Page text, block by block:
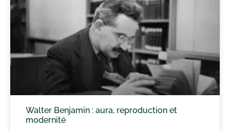
Walter Benjamin : aura, reproduction et
modernité